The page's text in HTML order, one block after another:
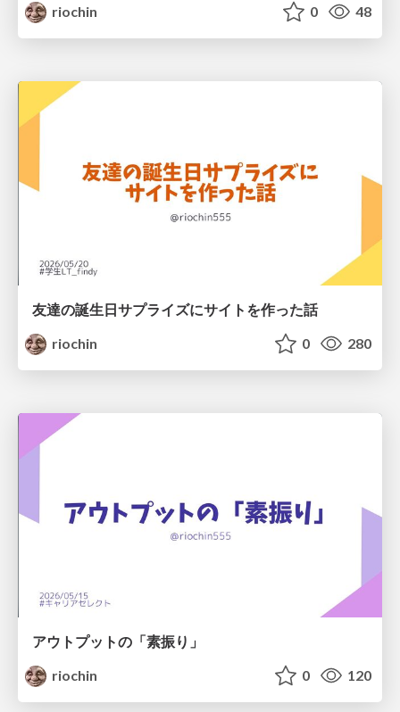
riochin 0 48
友達の誕生日サプライズにサイトを作った話
riochin
0 280
アウトプットの「素振り」
riochin
0 120